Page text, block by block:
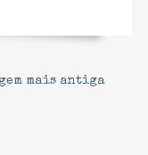
mais antiga